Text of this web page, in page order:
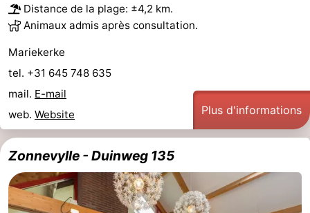
être
villes
Visites
guidées
Sports
-
Piscines
-
Faire
du
vélo
-
Randonnée
-
Équitation
-
Distance de la plage: ±4,2 km.
Animaux admis après consultation.
Mariekerke
tel. +31 645 748 635
mail. E-mail
web. Website Plus d'informations
Zonnevylle - Duinweg 135